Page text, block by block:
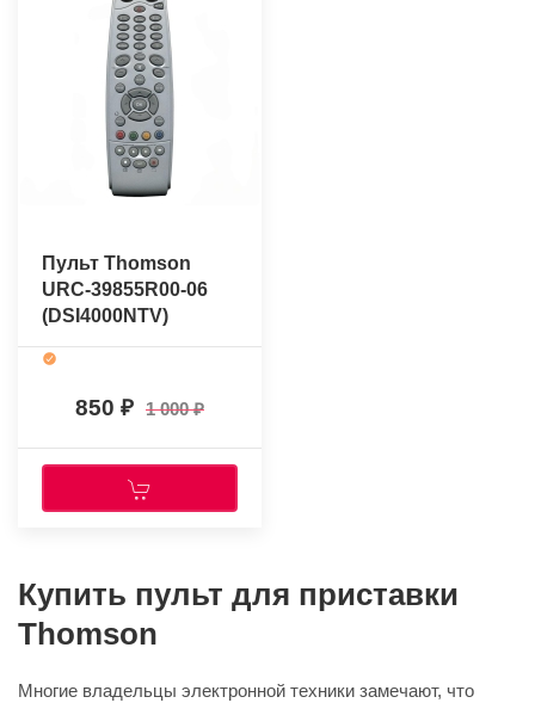
Пульт Thomson
URC-39855R00-06
(DSI4000NTV)
(оригинальный)
850 1 000
Купить пульт для приставки
Thomson
Многие владельцы электронной техники замечают, что